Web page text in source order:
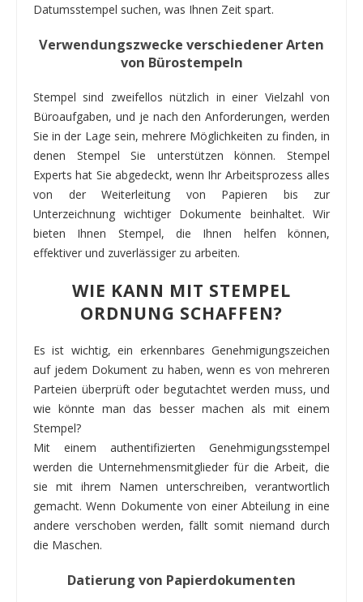
Datumsstempel suchen, was Ihnen Zeit spart.
Verwendungszwecke verschiedener Arten
von Bürostempeln
Stempel sind zweifellos nützlich in einer Vielzahl von
Büroaufgaben, und je nach den Anforderungen, werden
Sie in der Lage sein, mehrere Möglichkeiten zu finden, in
denen Stempel Sie unterstützen können. Stempel
Experts hat Sie abgedeckt, wenn Ihr Arbeitsprozess alles
von der Weiterleitung von Papieren bis zur
Unterzeichnung wichtiger Dokumente beinhaltet. Wir
bieten Ihnen Stempel, die Ihnen helfen können,
effektiver und zuverlässiger zu arbeiten.
WIE KANN MIT STEMPEL
ORDNUNG SCHAFFEN?
Es ist wichtig, ein erkennbares Genehmigungszeichen
auf jedem Dokument zu haben, wenn es von mehreren
Parteien überprüft oder begutachtet werden muss, und
wie könnte man das besser machen als mit einem
Stempel?
Mit einem authentifizierten Genehmigungsstempel
werden die Unternehmensmitglieder für die Arbeit, die
sie mit ihrem Namen unterschreiben, verantwortlich
gemacht. Wenn Dokumente von einer Abteilung in eine
andere verschoben werden, fällt somit niemand durch
die Maschen.
Datierung von Papierdokumenten